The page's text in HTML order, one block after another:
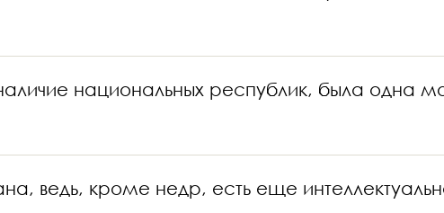
национальных республик, была одна
ведь, кроме недр, есть еще